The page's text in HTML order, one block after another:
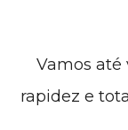
Vamos até
rapidez e